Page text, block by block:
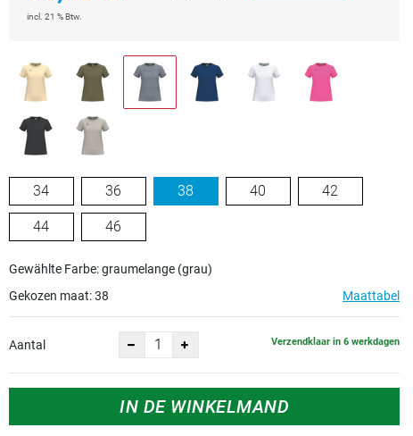
incl. 21 % Btw.
34 36 38 40 42
44 46
Gewählte Farbe: graumelange (grau)
Gekozen maat:38 Maattabel
Aantal Verzendklaar in 6 werkdagen
IN DE WINKELMAND